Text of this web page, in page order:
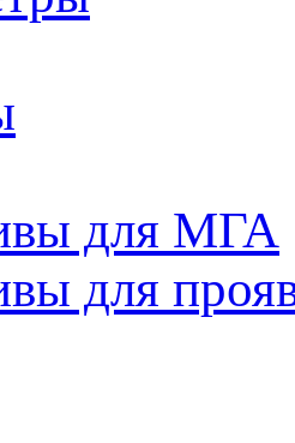
для МГА
для